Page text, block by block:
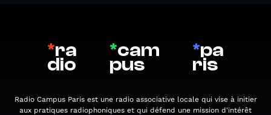
*ra
dio
*cam
pus
*pa
ris
Radio Campus Paris est une radio associative locale qui vise à initier
aux pratiques radiophoniques et qui défend une mission d'intérêt